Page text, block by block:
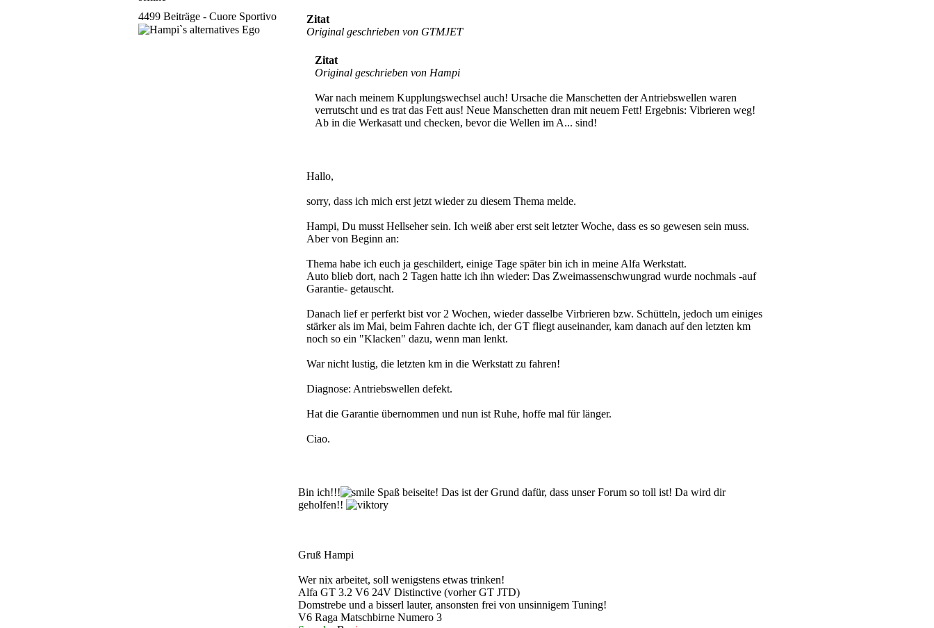
4499 Beiträge - Cuore Sportivo
Zitat
Original geschrieben von GTMJET
Zitat
Original geschrieben von Hampi
War nach meinem Kupplungswechsel auch! Ursache die Manschetten der Antriebswellen waren
verrutscht und es trat das Fett aus! Neue Manschetten dran mit neuem Fett! Ergebnis: Vibrieren weg!
Ab in die Werkasatt und checken, bevor die Wellen im A... sind!
Hallo,
sorry, dass ich mich erst jetzt wieder zu diesem Thema melde.
Hampi, Du musst Hellseher sein. Ich weiß aber erst seit letzter Woche, dass es so gewesen sein muss.
Aber von Beginn an:
Thema habe ich euch ja geschildert, einige Tage später bin ich in meine Alfa Werkstatt.
Auto blieb dort, nach 2 Tagen hatte ich ihn wieder: Das Zweimassenschwungrad wurde nochmals -auf
Garantie- getauscht.
Danach lief er perferkt bist vor 2 Wochen, wieder dasselbe Virbrieren bzw. Schütteln, jedoch um einiges
stärker als im Mai, beim Fahren dachte ich, der GT fliegt auseinander, kam danach auf den letzten km
noch so ein "Klacken" dazu, wenn man lenkt.
War nicht lustig, die letzten km in die Werkstatt zu fahren!
Diagnose: Antriebswellen defekt.
Hat die Garantie übernommen und nun ist Ruhe, hoffe mal für länger.
Ciao.
Bin ich!!!
Spaß beiseite! Das ist der Grund dafür, dass unser Forum so toll ist! Da wird dir
geholfen!!
Gruß Hampi
Wer nix arbeitet, soll wenigstens etwas trinken!
Alfa GT 3.2 V6 24V Distinctive (vorher GT JTD)
Domstrebe und a bisserl lauter, ansonsten frei von unsinnigem Tuning!
V6 Raga Matschbirne Numero 3